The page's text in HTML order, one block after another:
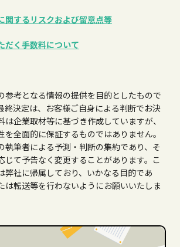
関するリスクおよび留意点等
だく手数料について
参考となる情報の提供を目的としたもので
終決定は、お客様ご自身による判断でお決
は企業取材等に基づき作成していますが、
を全面的に保証するものではありません。
執筆者による予測・判断の集約であり、そ
じて予告なく変更することがあります。こ
弊社に帰属しており、いかなる目的であ
は転送等を行わないようにお願いいたしま